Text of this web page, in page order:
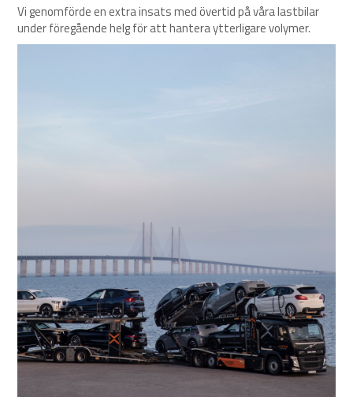
Vi genomförde en extra insats med övertid på våra lastbilar
under föregående helg för att hantera ytterligare volymer.